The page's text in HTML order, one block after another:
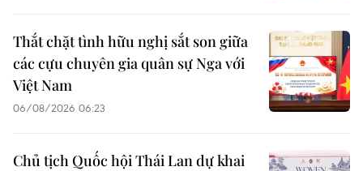
Thắt chặt tình hữu nghị sắt son giữa
các cựu chuyên gia quân sự Nga với
Việt Nam
06/08/2026 06:23
Chủ tịch Quốc hội Thái Lan dự khai